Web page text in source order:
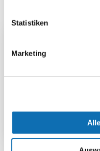
Statistiken
Marketing